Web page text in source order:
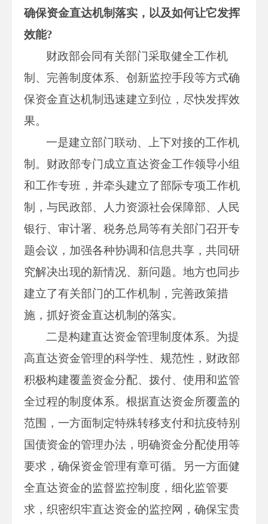
确保资金直达机制落实，以及如何让它发挥
效能?
财政部会同有关部门采取健全工作机
制、完善制度体系、创新监控手段等方式确
保资金直达机制迅速建立到位，尽快发挥效
果。
一是建立部门联动、上下对接的工作机
制。财政部专门成立直达资金工作领导小组
和工作专班，并牵头建立了部际专项工作机
制，与民政部、人力资源社会保障部、人民
银行、审计署、税务总局等有关部门召开专
题会议，加强各种协调和信息共享，共同研
究解决出现的新情况、新问题。地方也同步
建立了有关部门的工作机制，完善政策措
施，抓好资金直达机制的落实。
二是构建直达资金管理制度体系。为提
高直达资金管理的科学性、规范性，财政部
积极构建覆盖资金分配、拨付、使用和监管
全过程的制度体系。根据直达资金所覆盖的
范围，一方面制定特殊转移支付和抗疫特别
国债资金的管理办法，明确资金分配使用等
要求，确保资金管理有章可循。另一方面健
全直达资金的监督监控制度，细化监管要
求，织密织牢直达资金的监控网，确保宝贵